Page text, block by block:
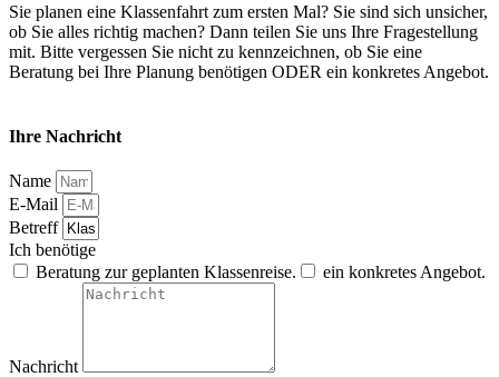
Sie planen eine Klassenfahrt zum ersten Mal? Sie sind sich unsicher,
ob Sie alles richtig machen? Dann teilen Sie uns Ihre Fragestellung
mit. Bitte vergessen Sie nicht zu kennzeichnen, ob Sie eine
Beratung bei Ihre Planung benötigen ODER ein konkretes Angebot.
Ihre Nachricht
Name
E-Mail
Betreff
Ich benötige
Beratung zur geplanten Klassenreise.
ein konkretes Angebot.
Nachricht